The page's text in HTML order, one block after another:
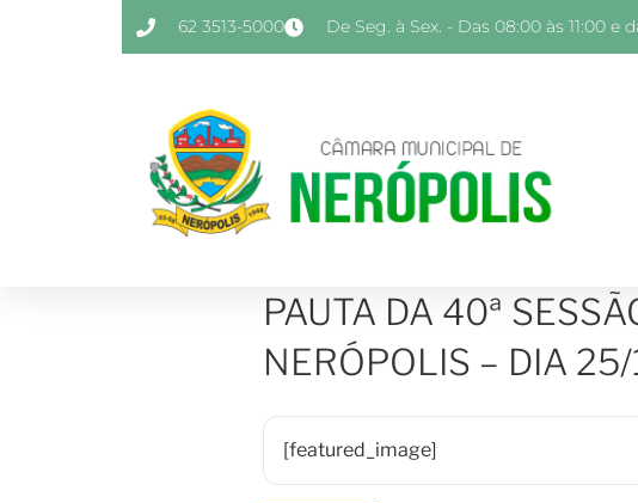
62 3513-5000 De Seg. à Sex. - Das 08:00 às 11:00 e
PAUTA DA 40ª
NERÓPOLIS – DIA
[featured_image]